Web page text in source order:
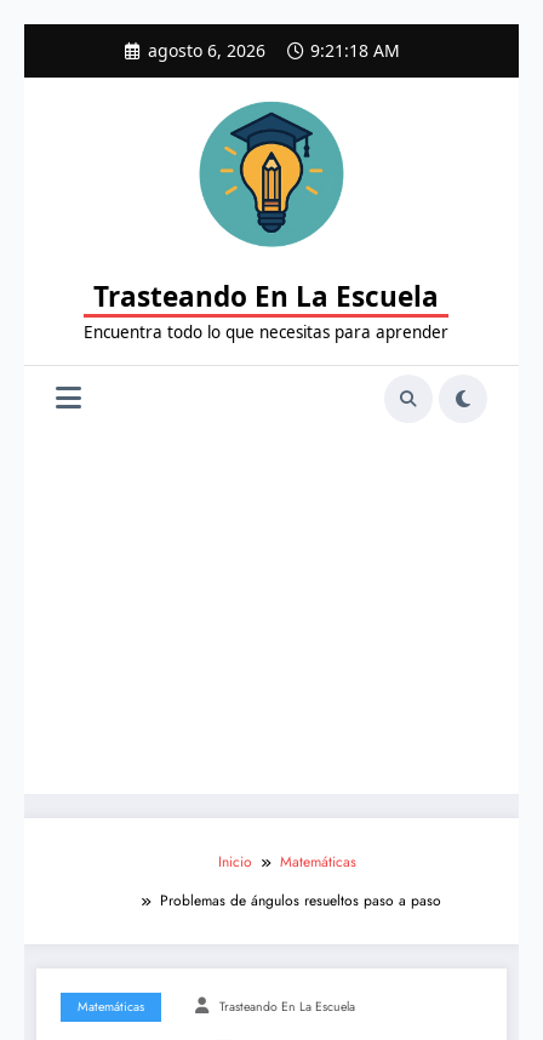
agosto 6, 2026 9:21:19 AM
Trasteando En La Escuela
Encuentra todo lo que necesitas para aprender
Inicio
Matemáticas
Problemas de ángulos resueltos paso a paso
Matemáticas Trasteando En La Escuela